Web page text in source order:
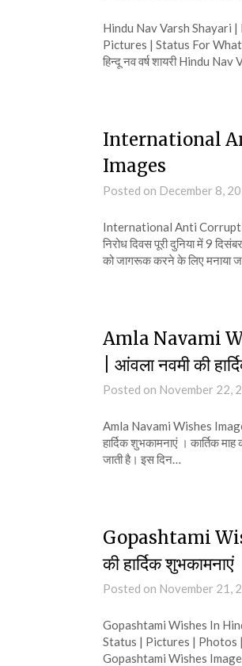
Hindu Nav Varsh Shayari
Pictures | Status For
हिन्दू नव वर्ष शायरी Hindu
International
Images
Posted on December 8,
International Anti
निरोध दिवस पूरी दुनिया में 9
को जागरूक करने के लिए मनाया
Amla Navami
| आंवला नवमी की
Posted on November 22,
Amla Navami Wishes
हार्दिक शुभकामनाएं । कार्तिक
जाती है। इस दिन…
Gopashtami
की हार्दिक शुभकामनाएं
Posted on November 21,
Gopashtami Wishes In
Status | Pictures | Photos |
Gopashtami Wishes